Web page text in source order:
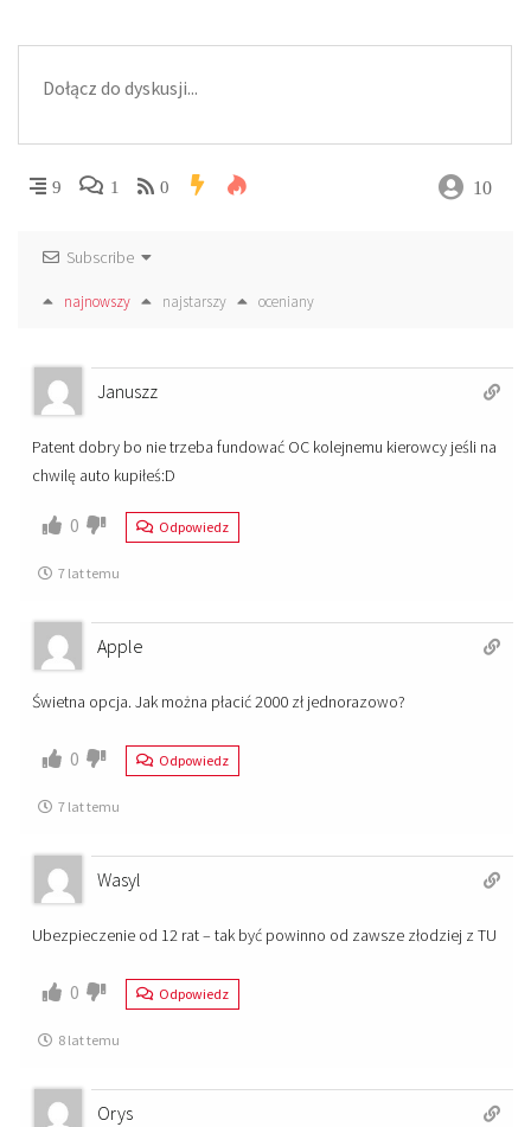
9 1 0 10
Subscribe
najnowszy najstarszy oceniany
Januszz
Patent dobry bo nie trzeba fundować OC kolejnemu kierowcy jeśli na
chwilę auto kupiłeś:D
0 Odpowiedz
7 lat temu
Apple
Świetna opcja. Jak można płacić 2000 zł jednorazowo?
0 Odpowiedz
7 lat temu
Wasyl
Ubezpieczenie od 12 rat – tak być powinno od zawsze złodziej z TU
0 Odpowiedz
8 lat temu
Orys